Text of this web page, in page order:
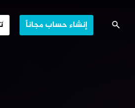
إنشاء حساب مجاناً